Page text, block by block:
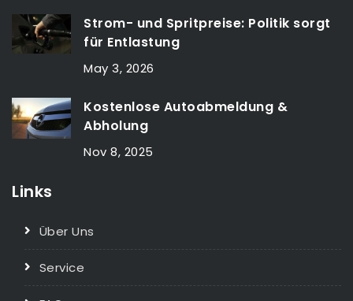
Strom- und Spritpreise: Politik sorgt
für Entlastung
May 3, 2026
Kostenlose Autoabmeldung &
Abholung
Nov 8, 2025
Links
Über Uns
Service